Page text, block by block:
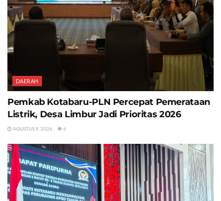
DAERAH
Pemkab Kotabaru-PLN Percepat Pemerataan
Listrik, Desa Limbur Jadi Prioritas 2026
AGUSTUS 9, 2026 6